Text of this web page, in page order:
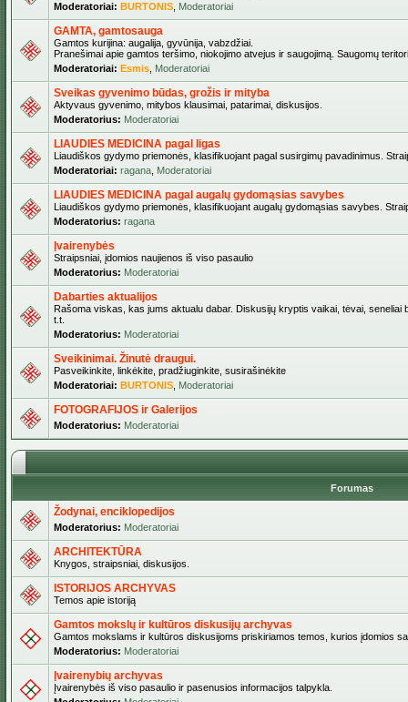
Moderatoriai: BURTONIS Moderatoriai
GAMTA, gamtosauga
Gamtos kurijina: augalija, gyvūnija, vabzdžiai.
Pranešimai apie gamtos teršimo, niokojimo atvejus ir saugojimą. Saugomų
Moderatoriai: Esmis Moderatoriai
Sveikas gyvenimo būdas, grožis ir mityba
Aktyvaus gyvenimo, mitybos klausimai, patarimai, diskusijos.
Moderatorius: Moderatoriai
LIAUDIES MEDICINA pagal ligas
Liaudiškos gydymo priemonės, klasifikuojant pagal susirgimų pavadinimus.
Moderatoriai: ragana Moderatoriai
LIAUDIES MEDICINA pagal augalų gydomąsias savybes
Liaudiškos gydymo priemonės, klasifikuojant augalų gydomąsias savybes.
Moderatorius: ragana
Įvairenybės
Straipsniai, įdomios naujienos iš viso pasaulio
Moderatorius: Moderatoriai
Dabarties aktualijos
Rašoma viskas, kas jums aktualu dabar. Diskusijų kryptis vaikai, tėvai, seneliai
t.t.
Moderatorius: Moderatoriai
Sveikinimai. Žinutė draugui.
Pasveikinkite, linkėkite, pradžiuginkite, susirašinėkite
Moderatoriai: BURTONIS Moderatoriai
FOTOGRAFIJOS ir Galerijos
Moderatorius: Moderatoriai
Forumas
Žodynai, enciklopedijos
Moderatorius: Moderatoriai
ARCHITEKTŪRA
Knygos, straipsniai, diskusijos.
ISTORIJOS ARCHYVAS
Temos apie istoriją
Gamtos mokslų ir kultūros diskusijų archyvas
Gamtos mokslams ir kultūros diskusijoms priskiriamos temos, kurios įdomios
Moderatorius: Moderatoriai
Įvairenybių archyvas
Įvairenybės iš viso pasaulio ir pasenusios informacijos talpykla.